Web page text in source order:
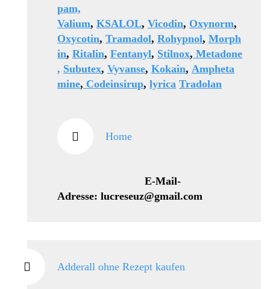
pam,
Valium, KSALOL, Vicodin, Oxynorm,
Oxycotin, Tramadol, Rohypnol, Morph
in, Ritalin, Fentanyl, Stilnox, Metadone
, Subutex, Vyvanse, Kokain, Ampheta
mine, Codeinsirup, lyrica Tradolan
Home
E-Mail-
Adresse: lucreseuz@gmail.com
Adderall ohne Rezept kaufen